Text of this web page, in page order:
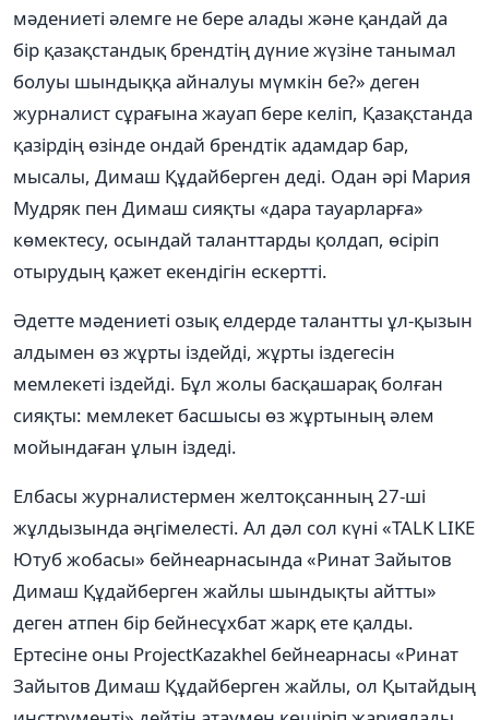
мәдениеті әлемге не бере алады және қандай да
бір қазақстандық брендтің дүние жүзіне танымал
болуы шындыққа айналуы мүмкін бе?» деген
журналист сұрағына жауап бере келіп, Қазақстанда
қазірдің өзінде ондай брендтік адамдар бар,
мысалы, Димаш Құдайберген деді. Одан әрі Мария
Мудряк пен Димаш сияқты «дара тауарларға»
көмектесу, осындай таланттарды қолдап, өсіріп
отырудың қажет екендігін ескертті.
Әдетте мәдениеті озық елдерде талантты ұл-қызын
алдымен өз жұрты іздейді, жұрты іздегесін
мемлекеті іздейді. Бұл жолы басқашарақ болған
сияқты: мемлекет басшысы өз жұртының әлем
мойындаған ұлын іздеді.
Елбасы журналистермен желтоқсанның 27-ші
жұлдызында әңгімелесті. Ал дәл сол күні «TALK LIKE
Ютуб жобасы» бейнеарнасында «Ринат Зайытов
Димаш Құдайберген жайлы шындықты айтты»
деген атпен бір бейнесұхбат жарқ ете қалды.
Ертесіне оны ProjectKazakhel бейнеарнасы «Ринат
Зайытов Димаш Құдайберген жайлы, ол Қытайдың